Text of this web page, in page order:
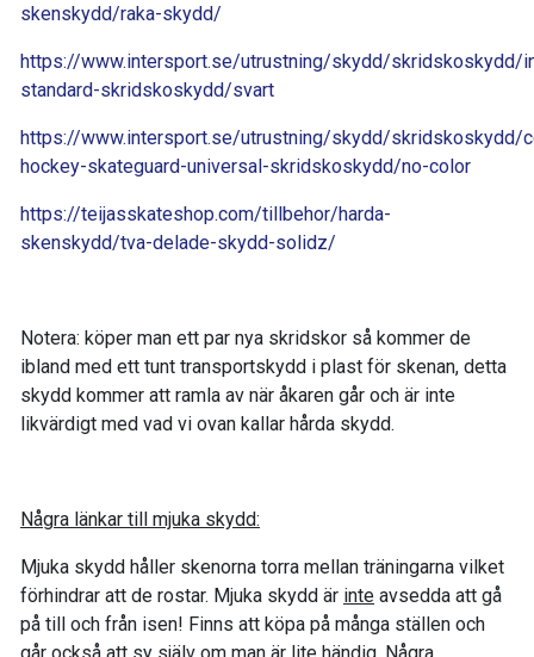
skenskydd/raka-skydd/
https://www.intersport.se/utrustning/skydd/skridskoskydd/
standard-skridskoskydd/svart
https://www.intersport.se/utrustning/skydd/skridskoskydd/
hockey-skateguard-universal-skridskoskydd/no-color
https://teijasskateshop.com/tillbehor/harda-
skenskydd/tva-delade-skydd-solidz/
Notera: köper man ett par nya skridskor så kommer de
ibland med ett tunt transportskydd i plast för skenan, detta
skydd kommer att ramla av när åkaren går och är inte
likvärdigt med vad vi ovan kallar hårda skydd.
Några länkar till mjuka skydd:
Mjuka skydd håller skenorna torra mellan träningarna vilket
förhindrar att de rostar. Mjuka skydd är inte avsedda att gå
på till och från isen! Finns att köpa på många ställen och